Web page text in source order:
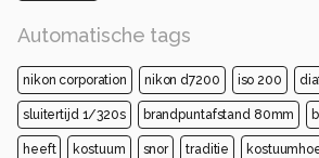
Automatische tags
nikon corporation nikon d7200 iso 200
sluitertijd 1/320s brandpuntafstand 80mm
heeft kostuum snor traditie